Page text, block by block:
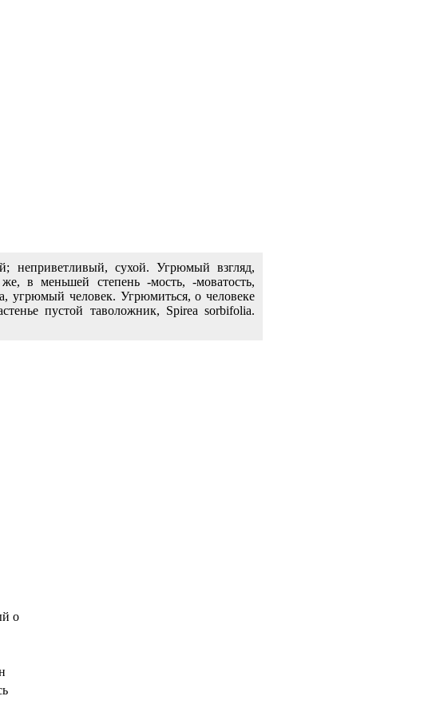
неприветливый, сухой. Угрюмый взгляд,
в меньшей степень -мость, -моватость,
угрюмый человек. Угрюмиться, о человеке
пустой таволожник, Spirea sorbifolia.
о